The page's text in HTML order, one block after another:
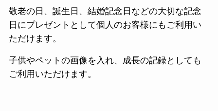
敬老の日、誕生日、結婚記念日などの大切な記念
日にプレゼントとして個人のお客様にもご利用い
ただけます。
子供やペットの画像を入れ、成長の記録としても
ご利用いただけます。